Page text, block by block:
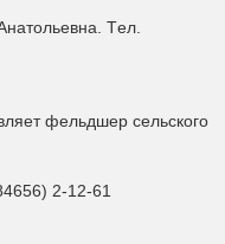
Tел.
фельдшер сельского
2-12-61